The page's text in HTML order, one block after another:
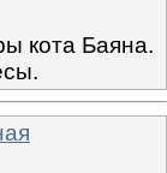
кота Баяна.